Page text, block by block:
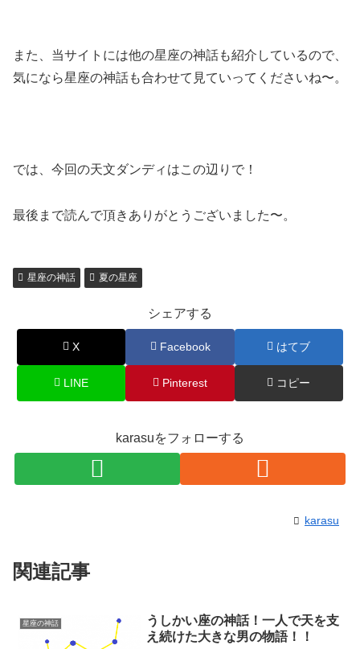
また、当サイトには他の星座の神話も紹介しているので、
気になら星座の神話も合わせて見ていってくださいね〜。
では、今回の天文ダンディはこの辺りで！
最後まで読んで頂きありがとうございました〜。
星座の神話 夏の星座
シェアする
X Facebook はてブ
LINE Pinterest コピー
karasuをフォローする
karasu
関連記事
星座の神話
うしかい座の神話！一人で天を支
え続けた大きな男の物語！！